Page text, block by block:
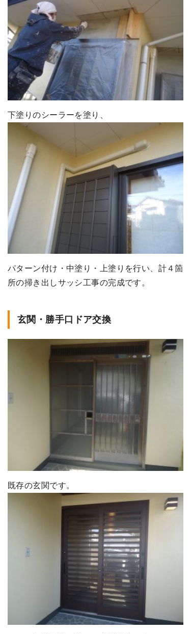
下塗りのシーラーを塗り、
パターン付け・中塗り・上塗りを行い、計４箇
所の掃き出しサッシ工事の完成です。
玄関・勝手口ドア交換
既存の玄関です。